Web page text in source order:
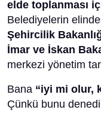
elde toplanması
Belediyelerin
Şehircilik
İmar ve İskan
merkezi yönetim
Bana “iyi mi olur,
Çünkü bunu